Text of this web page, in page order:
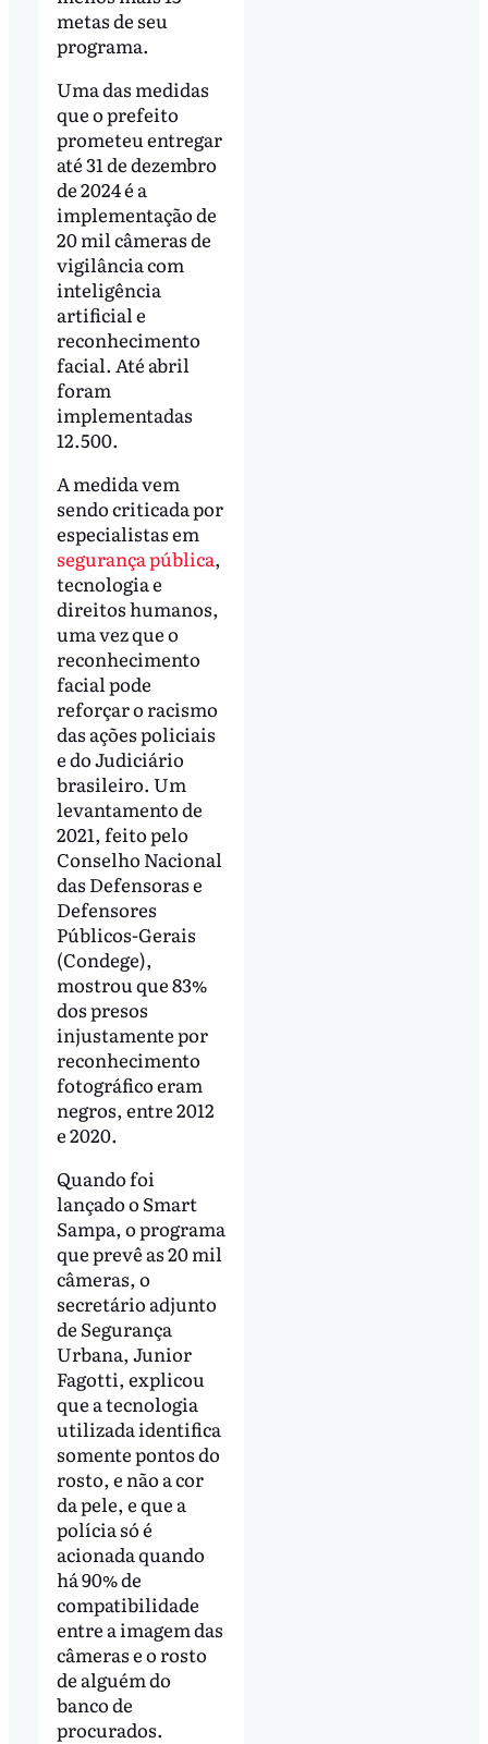
metas de seu
programa.
Uma das medidas
que o prefeito
prometeu entregar
até 31 de dezembro
de 2024 é a
implementação de
20 mil câmeras de
vigilância com
inteligência
artificial e
reconhecimento
facial. Até abril
foram
implementadas
12.500.
A medida vem
sendo criticada por
especialistas em
segurança pública,
tecnologia e
direitos humanos,
uma vez que o
reconhecimento
facial pode
reforçar o racismo
das ações policiais
e do Judiciário
brasileiro. Um
levantamento de
2021, feito pelo
Conselho Nacional
das Defensoras e
Defensores
Públicos-Gerais
(Condege),
mostrou que 83%
dos presos
injustamente por
reconhecimento
fotográfico eram
negros, entre 2012
e 2020.
Quando foi
lançado o Smart
Sampa, o programa
que prevê as 20 mil
câmeras, o
secretário adjunto
de Segurança
Urbana, Junior
Fagotti, explicou
que a tecnologia
utilizada identifica
somente pontos do
rosto, e não a cor
da pele, e que a
polícia só é
acionada quando
há 90% de
compatibilidade
entre a imagem das
câmeras e o rosto
de alguém do
banco de
procurados.